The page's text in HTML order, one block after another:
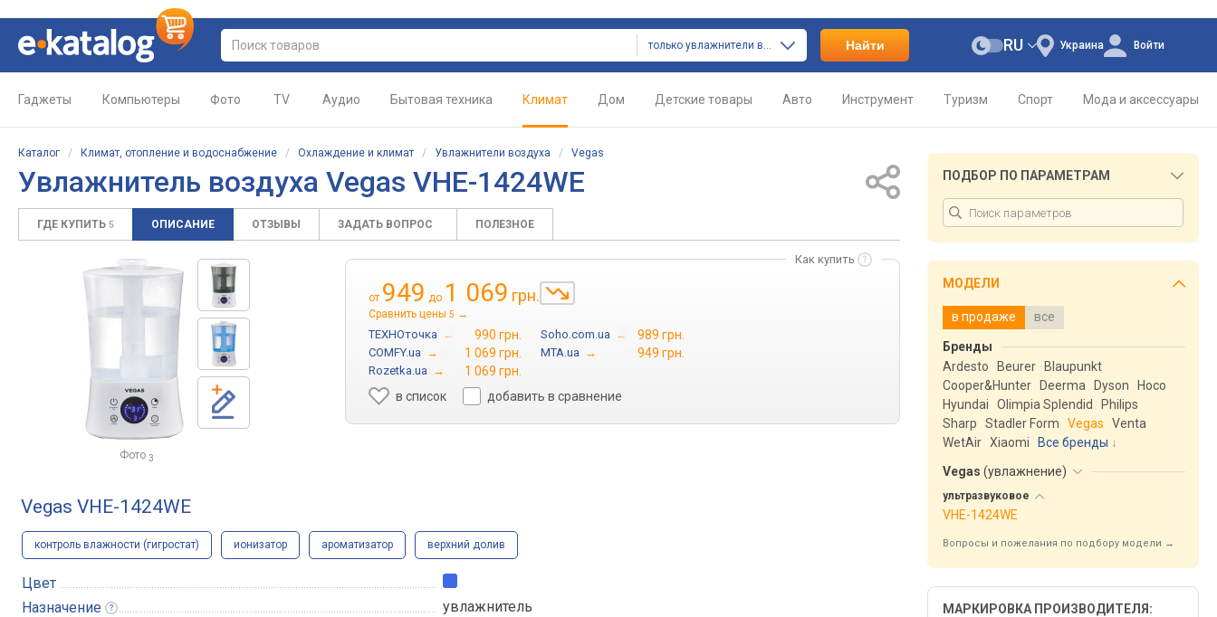
только увлажнители воздуха Найти Украина
RU Войти
Гаджеты Компьютеры Фото TV Аудио Бытовая техника Климат Дом Детские товары Авто Инструмент Туризм Спорт Мода и аксессуары
Каталог / Климат, отопление и водоснабжение / Охлаждение и климат / Увлажнители воздуха / Vegas
Увлажнитель воздуха Vegas VHE-1424WE
ГДЕ КУПИТЬ 5 ОПИСАНИЕ ОТЗЫВЫ ЗАДАТЬ ВОПРОС ПОЛЕЗНОЕ
Фото 3
Как купить
от 949 до 1 069 грн.
Сравнить цены 5 →
ТЕХНОточка → 990 грн. Soho.com.ua → 989 грн.
COMFY.ua → 1 069 грн. MTA.ua → 949 грн.
Rozetka.ua →
1 069 грн.
в список
добавить в сравнение
Vegas VHE-1424WE
контроль влажности (гигростат) ионизатор ароматизатор верхний долив
Цвет
Назначение
увлажнитель
ПОДБОР ПО ПАРАМЕТРАМ
МОДЕЛИ
в продаже все
Бренды
Ardesto
Beurer
Blaupunkt
Cooper&Hunter
Deerma Dyson
Hoco
Hyundai
Olimpia Splendid
Philips
Sharp
Stadler Form Vegas
Venta
WetAir Xiaomi
Все бренды
Vegas (увлажнение)
ультразвуковое
VHE-1424WE
Вопросы и пожелания по подбору модели →
МАРКИРОВКА ПРОИЗВОДИТЕЛЯ: